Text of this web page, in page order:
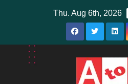
Thu. Aug 6th, 2026